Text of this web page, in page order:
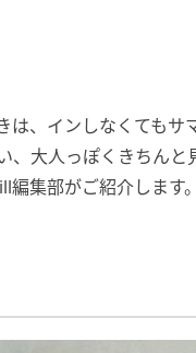
は、インしなくてもサ
大人っぽくきちんと
集部がご紹介します